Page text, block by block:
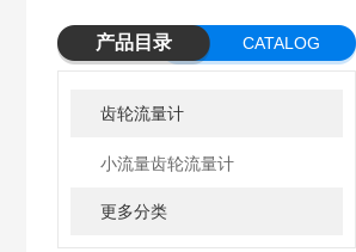
产品目录 CATALOG
齿轮流量计
小流量齿轮流量计
更多分类